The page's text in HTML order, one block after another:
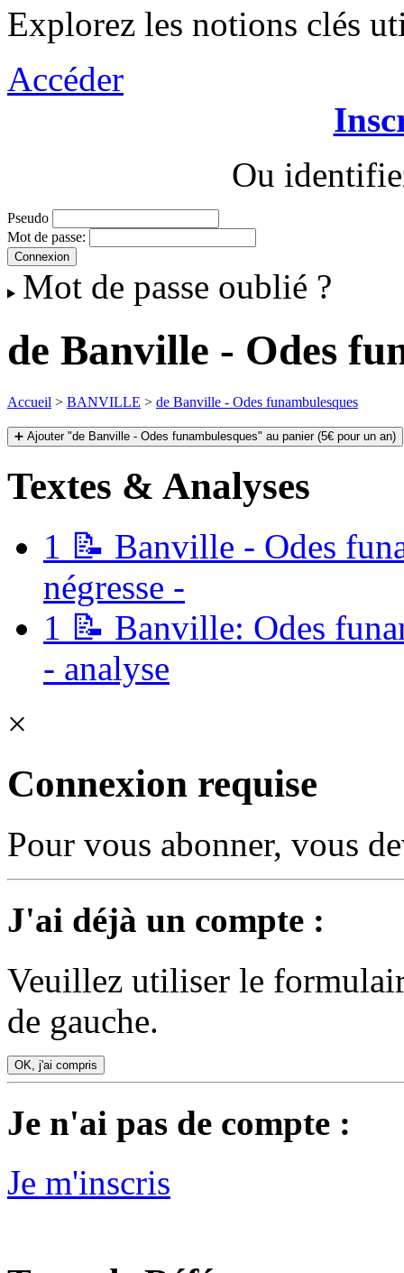
Explorez les notions clés
Accéder
Ou
Pseudo
Mot de passe:
Mot de passe oublié ?
de Banville - Odes
Accueil > BANVILLE > de Banville - Odes funambulesques
➕ Ajouter "de Banville - Odes funambulesques" au panier (5€ pour un an)
Textes & Analyses
1 📝 Banville - Odes
négresse -
1 📝 Banville: Odes
- analyse
×
Connexion requise
Pour vous abonner, vous
J'ai déjà un compte :
Veuillez utiliser le
de gauche.
OK, j'ai compris
Je n'ai pas de compte :
Je m'inscris